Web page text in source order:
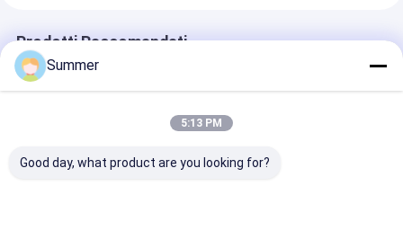
Prodotti Raccomandati
Summer
5:13 PM
Good day, what product are you looking for?